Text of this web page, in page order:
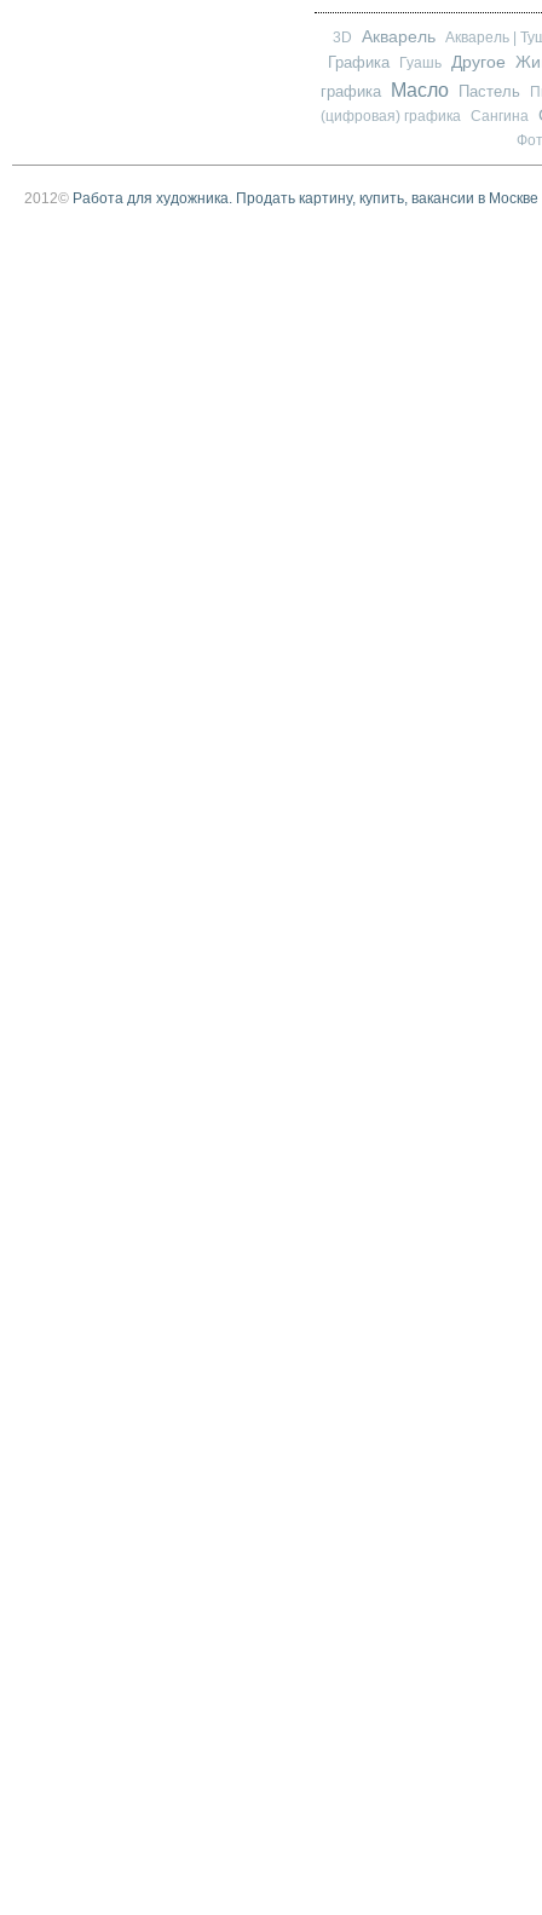
3D Акварель Акварель |
Графика Гуашь Другое
графика
Масло Пастель
(цифровая) графика
Сангина
2012© Работа для художника. Продать картину, купить, вакансии в Москве